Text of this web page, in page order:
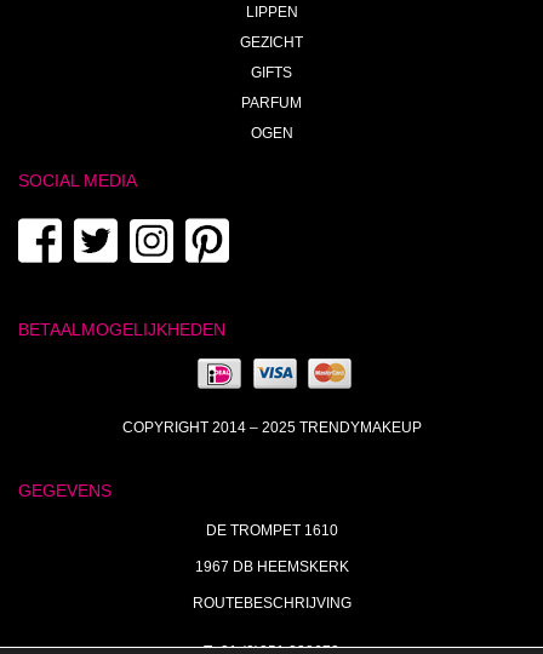
LIPPEN
GEZICHT
GIFTS
PARFUM
OGEN
SOCIAL MEDIA
BETAALMOGELIJKHEDEN
COPYRIGHT 2014 – 2025 TRENDYMAKEUP
GEGEVENS
DE TROMPET 1610
1967 DB HEEMSKERK
ROUTEBESCHRIJVING